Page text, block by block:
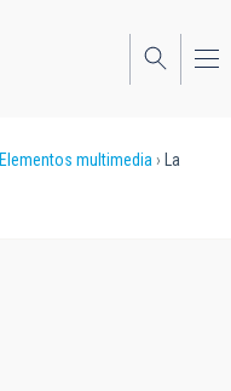
Elementos multimedia
La